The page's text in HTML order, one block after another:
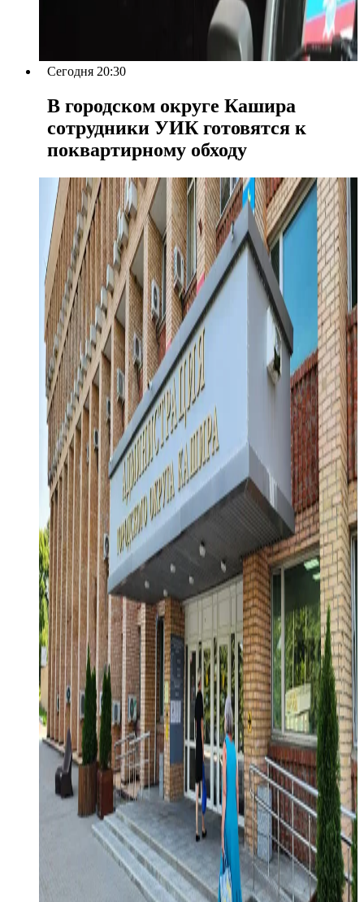
Сегодня 20:30
В городском округе Кашира
сотрудники УИК готовятся к
поквартирному обходу